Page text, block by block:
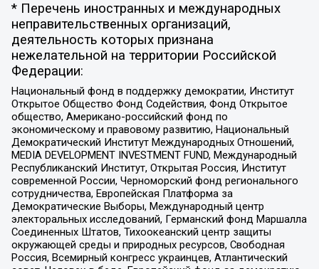
* Перечень иностранных и международных
неправительственных организаций,
деятельность которых признана
нежелательной на территории Российской
Федерации:
Национальный фонд в поддержку демократии, Институт
Открытое Общество Фонд Содействия, Фонд Открытое
общество, Американо-российский фонд по
экономическому и правовому развитию, Национальный
Демократический Институт Международных Отношений,
MEDIA DEVELOPMENT INVESTMENT FUND, Международный
Республиканский Институт, Открытая Россия, Институт
современной России, Черноморский фонд регионального
сотрудничества, Европейская Платформа за
Демократические Выборы, Международный центр
электоральных исследований, Германский фонд Маршалла
Соединенных Штатов, Тихоокеанский центр защиты
окружающей среды и природных ресурсов, Свободная
Россия, Всемирный конгресс украинцев, Атлантический